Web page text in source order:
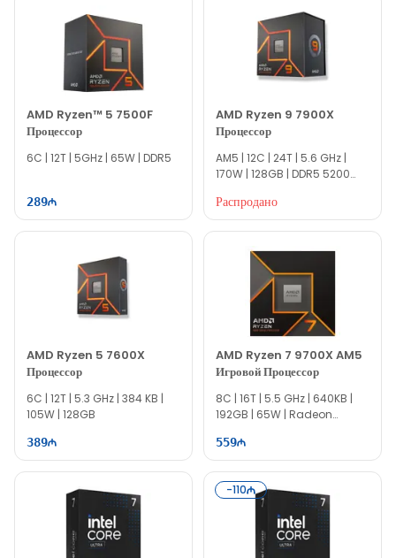
AMD Ryzen™ 5 7500F
Процессор
6C | 12T | 5GHz | 65W | DDR5
289
AMD Ryzen 9 7900X
Процессор
AM5 | 12C | 24T | 5.6 GHz |
170W | 128GB | DDR5 5200
Распродано
AMD Ryzen 5 7600X
Процессор
6C | 12T | 5.3 GHz | 384 KB |
105W | 128GB
389
AMD Ryzen 7 9700X AM5
Игровой Процессор
8C | 16T | 5.5 GHz | 640KB |
192GB | 65W | Radeon
559
-110